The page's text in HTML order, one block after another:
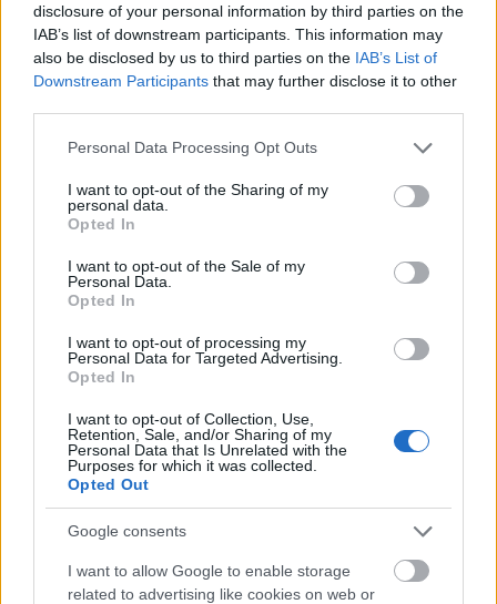
disclosure of your personal information by third parties on the
IAB’s list of downstream participants. This information may
also be disclosed by us to third parties on the IAB’s List of
Downstream Participants that may further disclose it to other
Please note that this website/app uses one or more Google
not limited to your visit or usage behaviour. You may click to
grant or deny consent to Google and its third-party tags to
use your data for below specified purposes in below Google
consent section.
Personal Data Processing Opt Outs
I want to opt-out of the Sharing of my
personal data.
Opted In
I want to opt-out of the Sale of my
Personal Data.
Opted In
I want to opt-out of processing my
Personal Data for Targeted Advertising.
Opted In
I want to opt-out of Collection, Use,
Retention, Sale, and/or Sharing of my
Personal Data that Is Unrelated with the
Purposes for which it was collected.
Opted Out
Google consents
I want to allow Google to enable storage
related to advertising like cookies on web or
Es gilt folgender Bewerbungsschluss:
Plazo:30.09.2017
Envíanos tus comentarios sobre esta información
Nuestros
Este proyecto ha sido financiado con el apoyo de la Comisión
Artículos más recientes
Becas en Europa: cómo funcionan y guías por país
Financiar tus estudios en Europa: becas, ayudas, préstamos y